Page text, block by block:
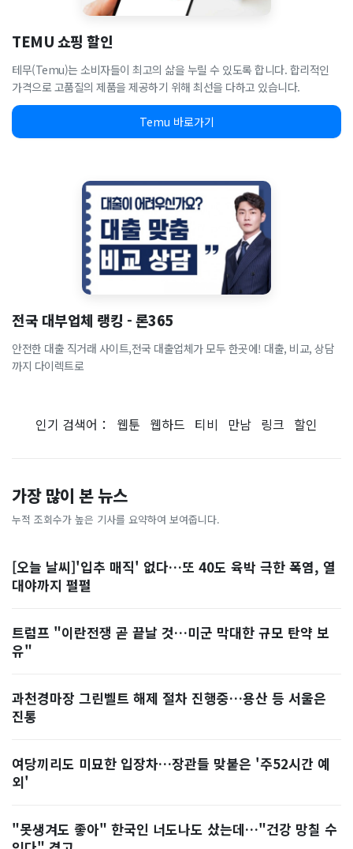
TEMU 쇼핑 할인
테무(Temu)는 소비자들이 최고의 삶을 누릴 수 있도록 합니다. 합리적인
가격으로 고품질의 제품을 제공하기 위해 최선을 다하고 있습니다.
Temu 바로가기
전국 대부업체 랭킹 - 론365
안전한 대출 직거래 사이트,전국 대출업체가 모두 한곳에! 대출, 비교, 상담
까지 다이렉트로
인기 검색어： 웹툰 웹하드 티비 만남 링크 할인
가장 많이 본 뉴스
누적 조회수가 높은 기사를 요약하여 보여줍니다.
[오늘 날씨]'입추 매직' 없다…또 40도 육박 극한 폭염, 열
대야까지 펄펄
트럼프 "이란전쟁 곧 끝날 것…미군 막대한 규모 탄약 보
유"
과천경마장 그린벨트 해제 절차 진행중…용산 등 서울은
진통
여당끼리도 미묘한 입장차…장관들 맞붙은 '주52시간 예
외'
"못생겨도 좋아" 한국인 너도나도 샀는데…"건강 망칠 수